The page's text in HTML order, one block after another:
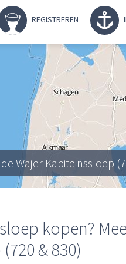
REGISTREREN
Wajer Kapiteinssloep
kopen?
& 830)